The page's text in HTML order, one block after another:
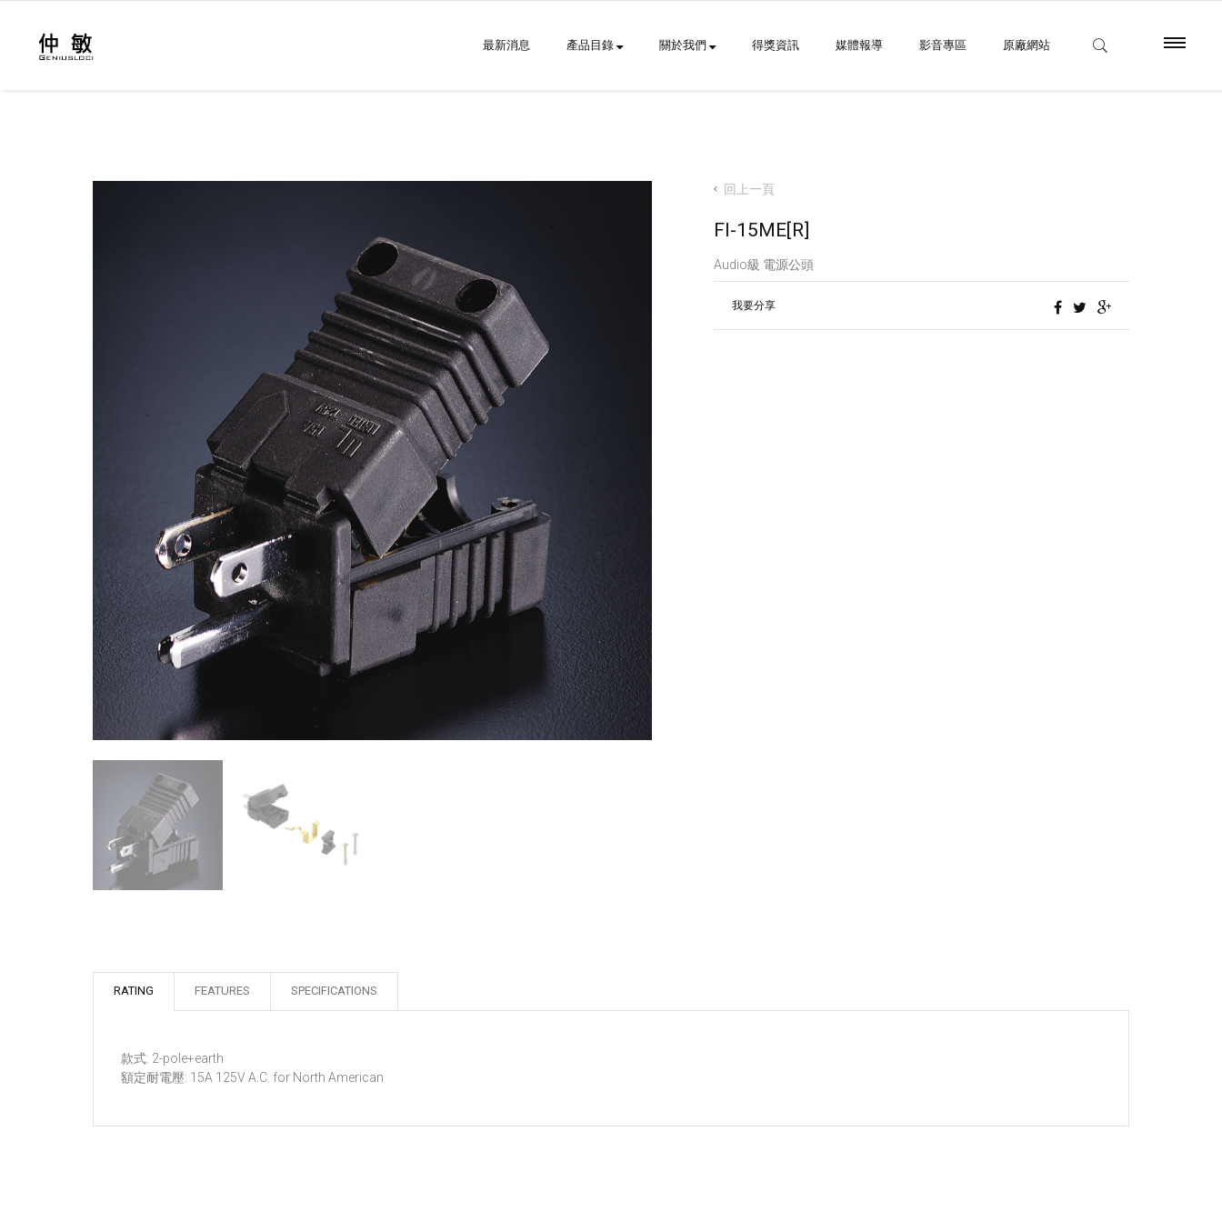
最新消息 產品目錄 關於我們 得獎資訊 媒體報導 影音專區 原廠網站
回上一頁
FI-15ME[R]
Audio級 電源公頭
我要分享
RATING FEATURES SPECIFICATIONS
款式: 2-pole+earth
額定耐電壓: 15A 125V A.C. for North American